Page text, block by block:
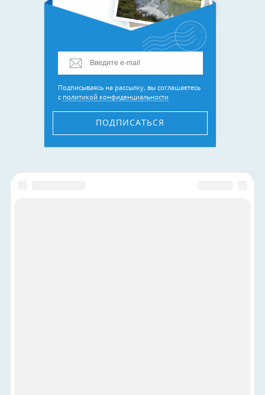
Подписываясь на рассылку, вы соглашаетесь
с политикой конфиденциальности
ПОДПИСАТЬСЯ